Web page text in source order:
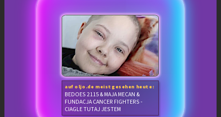
auf oljo.de meistgesehen heute:
BEDOES 2115 & MAJA MECAN &
FUNDACJA CANCER FIGHTERS -
CIAGLE TUTAJ JESTEM